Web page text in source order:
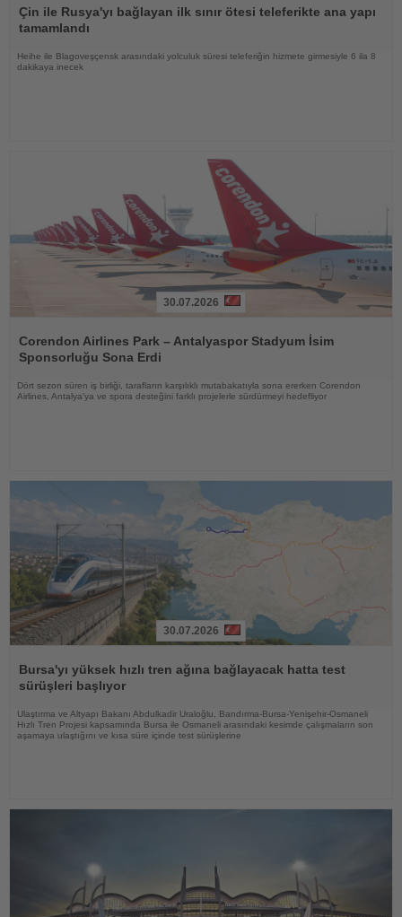
Oku
Çin ile Rusya'yı bağlayan ilk sınır ötesi teleferikte ana yapı
tamamlandı
Heihe ile Blagoveşçensk arasındaki yolculuk süresi teleferiğin hizmete girmesiyle 6 ila 8
dakikaya inecek
Oku
30.07.2026
Corendon Airlines Park – Antalyaspor Stadyum İsim
Sponsorluğu Sona Erdi
Dört sezon süren iş birliği, tarafların karşılıklı mutabakatıyla sona ererken Corendon
Airlines, Antalya'ya ve spora desteğini farklı projelerle sürdürmeyi hedefliyor
Oku
30.07.2026
Bursa'yı yüksek hızlı tren ağına bağlayacak hatta test
sürüşleri başlıyor
Ulaştırma ve Altyapı Bakanı Abdulkadir Uraloğlu, Bandırma-Bursa-Yenişehir-Osmaneli
Hızlı Tren Projesi kapsamında Bursa ile Osmaneli arasındaki kesimde çalışmaların son
aşamaya ulaştığını ve kısa süre içinde test sürüşlerine